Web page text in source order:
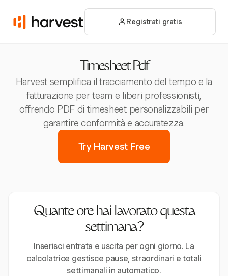
Registrati gratis
Timesheet Pdf
Harvest semplifica il tracciamento del tempo e la
fatturazione per team e liberi professionisti,
offrendo PDF di timesheet personalizzabili per
garantire conformità e accuratezza.
Try Harvest Free
Quante ore hai lavorato questa
settimana?
Inserisci entrata e uscita per ogni giorno. La
calcolatrice gestisce pause, straordinari e totali
settimanali in automatico.